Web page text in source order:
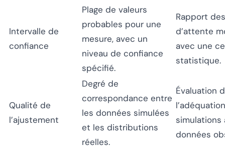
Intervalle de
confiance
Plage de valeurs
probables pour une
mesure, avec un
niveau de confiance
spécifié.
Rapport
d’attente
avec une
statistique.
Qualité de
l’ajustement
Degré de
correspondance entre
les données simulées
et les distributions
réelles.
Évaluation
simulations
données